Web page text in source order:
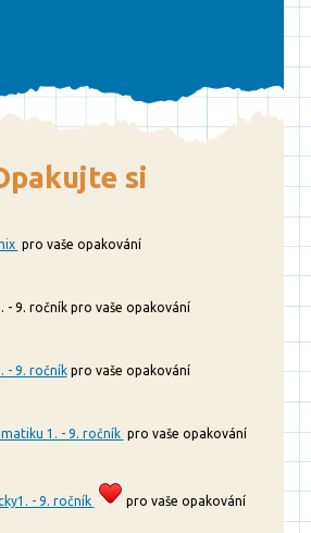
si
pro vaše opakování
- 9. ročník pro vaše opakování
- 9. ročníkpro vaše opakování
1. - 9. ročník pro vaše opakování
- 9. ročník pro vaše opakování